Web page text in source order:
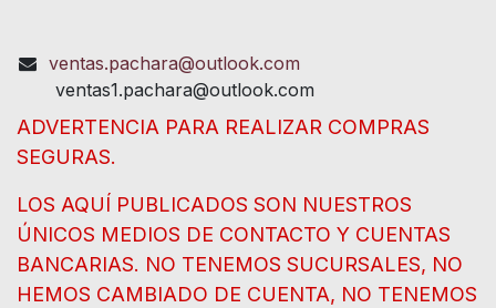
ventas.pachara@outlook.com
ventas1.pachara@outlook.com
ADVERTENCIA PARA REALIZAR COMPRAS
SEGURAS.
LOS AQUÍ PUBLICADOS SON NUESTROS
ÚNICOS MEDIOS DE CONTACTO Y CUENTAS
BANCARIAS. NO TENEMOS SUCURSALES, NO
HEMOS CAMBIADO DE CUENTA, NO TENEMOS